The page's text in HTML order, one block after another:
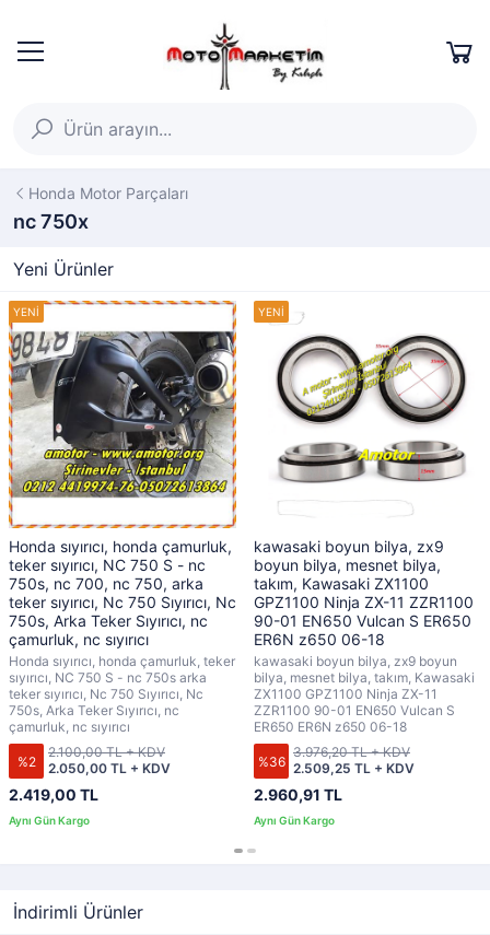
Honda Motor Parçaları
nc 750x
Yeni Ürünler
Honda sıyırıcı, honda çamurluk,
teker sıyırıcı, NC 750 S - nc
750s, nc 700, nc 750, arka
teker sıyırıcı, Nc 750 Sıyırıcı, Nc
750s, Arka Teker Sıyırıcı, nc
çamurluk, nc sıyırıcı
Honda sıyırıcı, honda çamurluk, teker
sıyırıcı, NC 750 S - nc 750s arka
teker sıyırıcı, Nc 750 Sıyırıcı, Nc
750s, Arka Teker Sıyırıcı, nc
çamurluk, nc sıyırıcı
%2
2.419,00 TL
2.050,00 TL + KDV
2.100,00 TL + KDV
kawasaki boyun bilya, zx9
boyun bilya, mesnet bilya,
takım, Kawasaki ZX1100
GPZ1100 Ninja ZX-11 ZZR1100
90-01 EN650 Vulcan S ER650
ER6N z650 06-18
kawasaki boyun bilya, zx9 boyun
bilya, mesnet bilya, takım, Kawasaki
ZX1100 GPZ1100 Ninja ZX-11
ZZR1100 90-01 EN650 Vulcan S
ER650 ER6N z650 06-18
%36
2.960,91 TL
2.509,25 TL + KDV
3.976,20 TL + KDV
İndirimli Ürünler